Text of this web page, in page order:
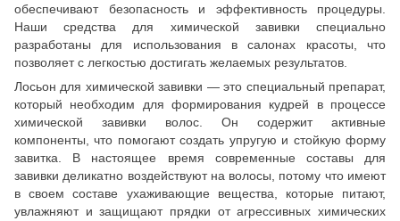
обеспечивают безопасность и эффективность процедуры.
Наши средства для химической завивки специально
разработаны для использования в салонах красоты, что
позволяет с легкостью достигать желаемых результатов.
Лосьон для химической завивки — это специальный препарат,
который необходим для формирования кудрей в процессе
химической завивки волос. Он содержит активные
компоненты, что помогают создать упругую и стойкую форму
завитка. В настоящее время современные составы для
завивки деликатно воздействуют на волосы, потому что имеют
в своем составе ухаживающие вещества, которые питают,
увлажняют и защищают прядки от агрессивных химических